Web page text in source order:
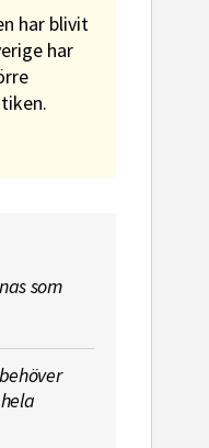
har blivit
har
som